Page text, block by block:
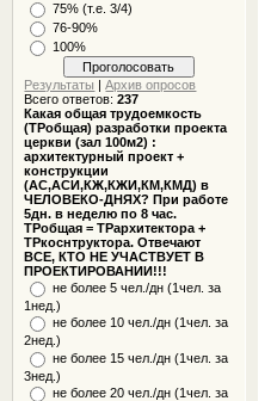
75% (т.е. 3/4)
76-90%
100%
Результаты |Архив опросов
Всего ответов:237
Какая общая трудоемкость
(ТРобщая) разработки проекта
церкви (зал 100м2) :
архитектурный проект +
конструкции
(АС,АСИ,КЖ,КЖИ,КМ,КМД) в
ЧЕЛОВЕКО-ДНЯХ? При работе
5дн. в неделю по 8 час.
ТРобщая = ТРархитектора +
ТРкоснтруктора. Отвечают
ВСЕ, КТО НЕ УЧАСТВУЕТ В
ПРОЕКТИРОВАНИИ!!!
не более 5 чел./дн (1чел. за
1нед.)
не более 10 чел./дн (1чел. за
2нед.)
не более 15 чел./дн (1чел. за
3нед.)
не более 20 чел./дн (1чел. за